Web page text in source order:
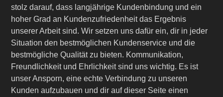
stolz darauf, dass langjährige Kundenbindung und ein
hoher Grad an Kundenzufriedenheit das Ergebnis
unserer Arbeit sind. Wir setzen uns dafür ein, dir in jeder
Situation den bestmöglichen Kundenservice und die
bestmögliche Qualität zu bieten. Kommunikation,
Freundlichkeit und Ehrlichkeit sind uns wichtig. Es ist
unser Ansporn, eine echte Verbindung zu unseren
Kunden aufzubauen und dir auf dieser Seite einen